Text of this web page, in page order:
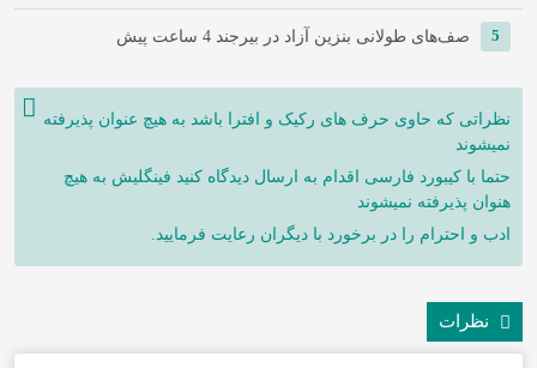
5 صف‌های طولانی بنزین آزاد در بیرجند 4 ساعت پیش
نظراتی که حاوی حرف های رکیک و افترا باشد به هیچ عنوان پذیرفته
نمیشوند
حتما با کیبورد فارسی اقدام به ارسال دیدگاه کنید فینگلیش به هیچ
هنوان پذیرفته نمیشوند
ادب و احترام را در برخورد با دیگران رعایت فرمایید.
نظرات